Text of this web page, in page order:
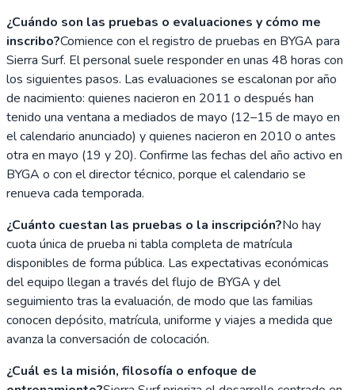
¿Cuándo son las pruebas o evaluaciones y cómo me
inscribo?Comience con el registro de pruebas en BYGA para
Sierra Surf. El personal suele responder en unas 48 horas con
los siguientes pasos. Las evaluaciones se escalonan por año
de nacimiento: quienes nacieron en 2011 o después han
tenido una ventana a mediados de mayo (12–15 de mayo en
el calendario anunciado) y quienes nacieron en 2010 o antes
otra en mayo (19 y 20). Confirme las fechas del año activo en
BYGA o con el director técnico, porque el calendario se
renueva cada temporada.
¿Cuánto cuestan las pruebas o la inscripción?No hay
cuota única de prueba ni tabla completa de matrícula
disponibles de forma pública. Las expectativas económicas
del equipo llegan a través del flujo de BYGA y del
seguimiento tras la evaluación, de modo que las familias
conocen depósito, matrícula, uniforme y viajes a medida que
avanza la conversación de colocación.
¿Cuál es la misión, filosofía o enfoque de